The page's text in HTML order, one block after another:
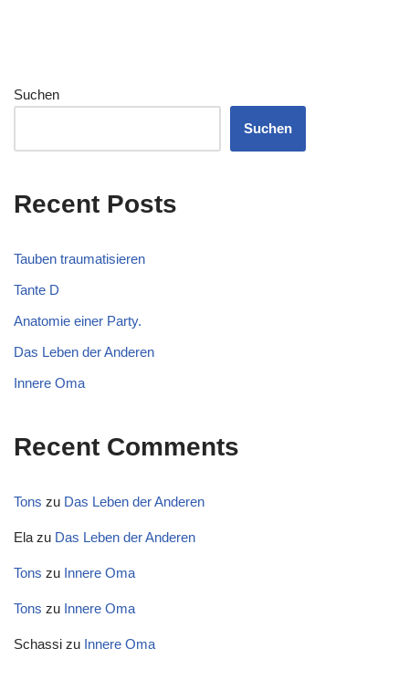
Suchen
Suchen
Recent Posts
Tauben traumatisieren
Tante D
Anatomie einer Party.
Das Leben der Anderen
Innere Oma
Recent Comments
Tons zu Das Leben der Anderen
Ela zu Das Leben der Anderen
Tons zu Innere Oma
Tons zu Innere Oma
Schassi zu Innere Oma